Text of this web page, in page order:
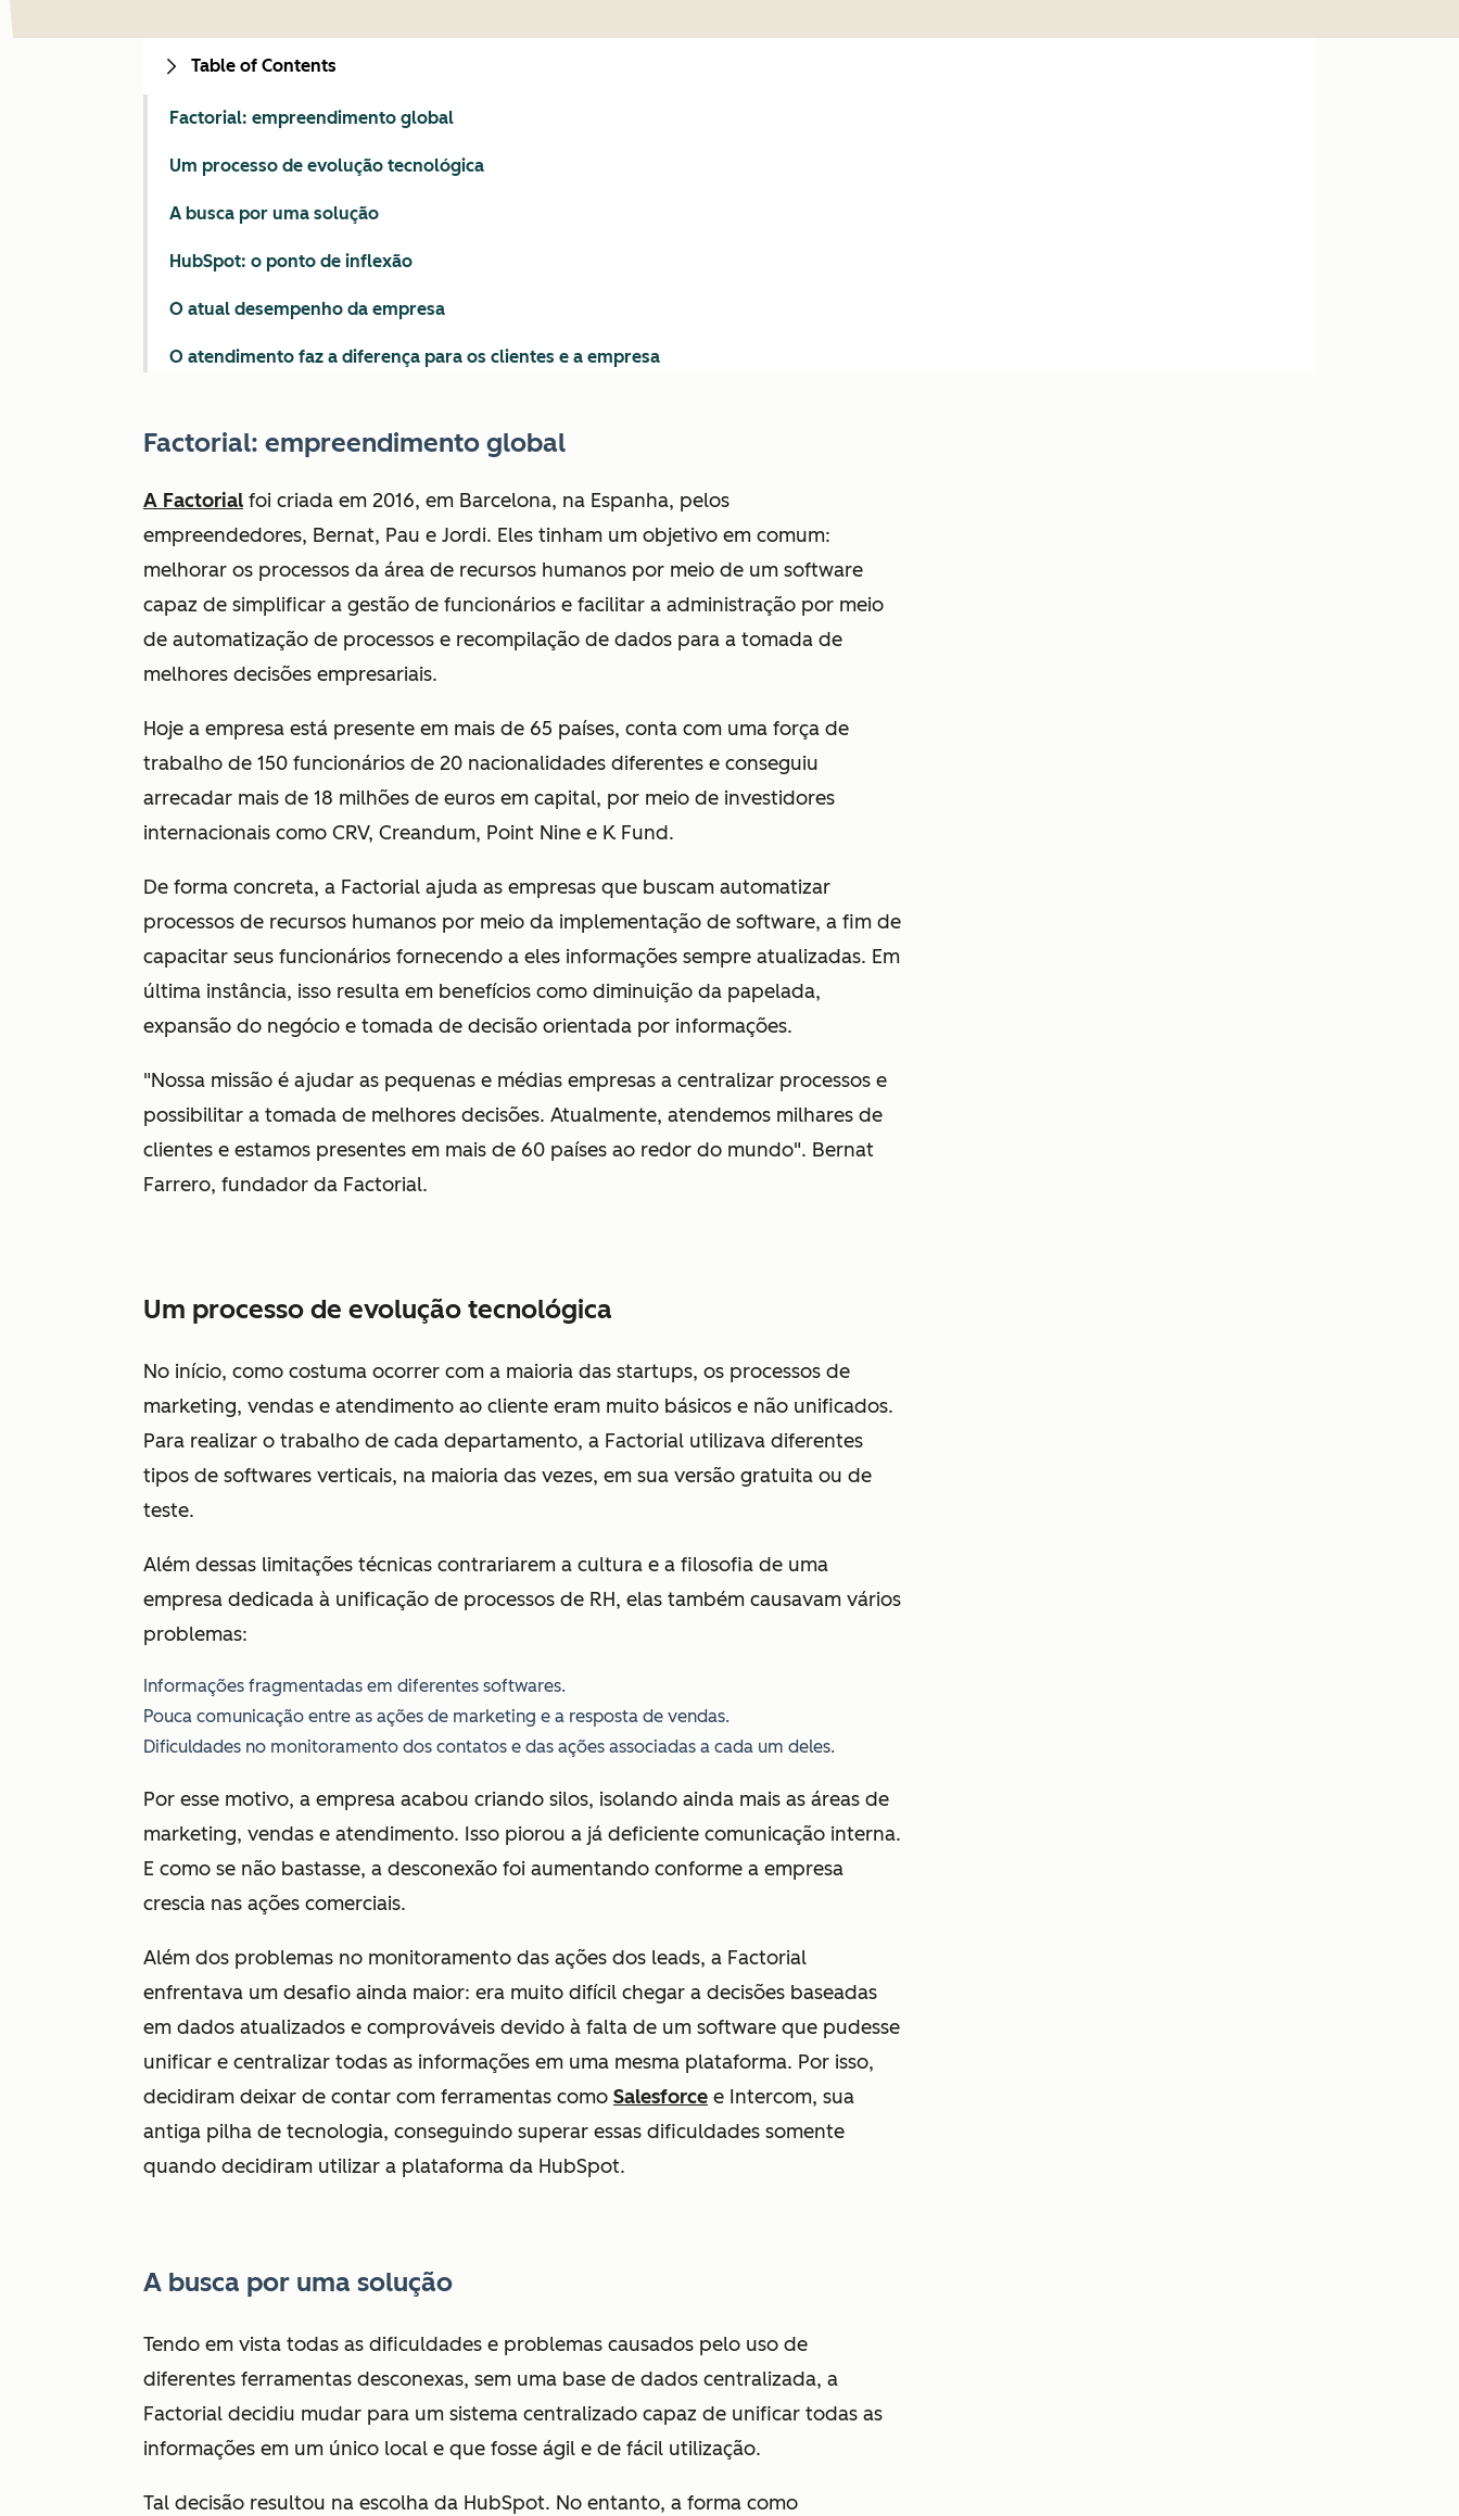
Factorial: empreendimento global
A Factorial foi criada em 2016, em Barcelona, na Espanha, pelos
empreendedores, Bernat, Pau e Jordi. Eles tinham um objetivo em comum:
melhorar os processos da área de recursos humanos por meio de um software
capaz de simplificar a gestão de funcionários e facilitar a administração por meio
de automatização de processos e recompilação de dados para a tomada de
melhores decisões empresariais.
Hoje a empresa está presente em mais de 65 países, conta com uma força de
trabalho de 150 funcionários de 20 nacionalidades diferentes e conseguiu
arrecadar mais de 18 milhões de euros em capital, por meio de investidores
internacionais como CRV, Creandum, Point Nine e K Fund.
De forma concreta, a Factorial ajuda as empresas que buscam automatizar
processos de recursos humanos por meio da implementação de software, a fim de
capacitar seus funcionários fornecendo a eles informações sempre atualizadas. Em
última instância, isso resulta em benefícios como diminuição da papelada,
expansão do negócio e tomada de decisão orientada por informações.
"Nossa missão é ajudar as pequenas e médias empresas a centralizar processos e
possibilitar a tomada de melhores decisões. Atualmente, atendemos milhares de
clientes e estamos presentes em mais de 60 países ao redor do mundo". Bernat
Farrero, fundador da Factorial.
Um processo de evolução tecnológica
No início, como costuma ocorrer com a maioria das startups, os processos de
marketing, vendas e atendimento ao cliente eram muito básicos e não unificados.
Para realizar o trabalho de cada departamento, a Factorial utilizava diferentes
tipos de softwares verticais, na maioria das vezes, em sua versão gratuita ou de
teste.
Além dessas limitações técnicas contrariarem a cultura e a filosofia de uma
empresa dedicada à unificação de processos de RH, elas também causavam vários
problemas:
Informações fragmentadas em diferentes softwares.
Pouca comunicação entre as ações de marketing e a resposta de vendas.
Dificuldades no monitoramento dos contatos e das ações associadas a cada um deles.
Por esse motivo, a empresa acabou criando silos, isolando ainda mais as áreas de
marketing, vendas e atendimento. Isso piorou a já deficiente comunicação interna.
E como se não bastasse, a desconexão foi aumentando conforme a empresa
crescia nas ações comerciais.
Além dos problemas no monitoramento das ações dos leads, a Factorial
enfrentava um desafio ainda maior: era muito difícil chegar a decisões baseadas
em dados atualizados e comprováveis devido à falta de um software que pudesse
unificar e centralizar todas as informações em uma mesma plataforma. Por isso,
decidiram deixar de contar com ferramentas como Salesforce e Intercom, sua
antiga pilha de tecnologia, conseguindo superar essas dificuldades somente
quando decidiram utilizar a plataforma da HubSpot.
A busca por uma solução
Tendo em vista todas as dificuldades e problemas causados pelo uso de
diferentes ferramentas desconexas, sem uma base de dados centralizada, a
Factorial decidiu mudar para um sistema centralizado capaz de unificar todas as
informações em um único local e que fosse ágil e de fácil utilização.
Tal decisão resultou na escolha da HubSpot. No entanto, a forma como
Table of Contents
Factorial: empreendimento global
Um processo de evolução tecnológica
A busca por uma solução
HubSpot: o ponto de inflexão
O atual desempenho da empresa
O atendimento faz a diferença para os clientes e a empresa